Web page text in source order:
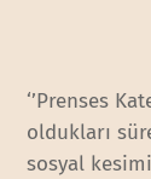
‘’Prenses
oldukları
sosyal